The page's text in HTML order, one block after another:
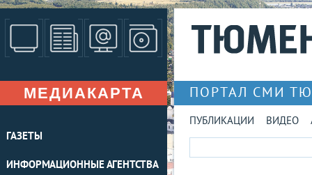
МЕДИАКАРТА
ГАЗЕТЫ
ИНФОРМАЦИОННЫЕ АГЕНТСТВА
ПОРТАЛ СМИ
ПУБЛИКАЦИИ ВИДЕО